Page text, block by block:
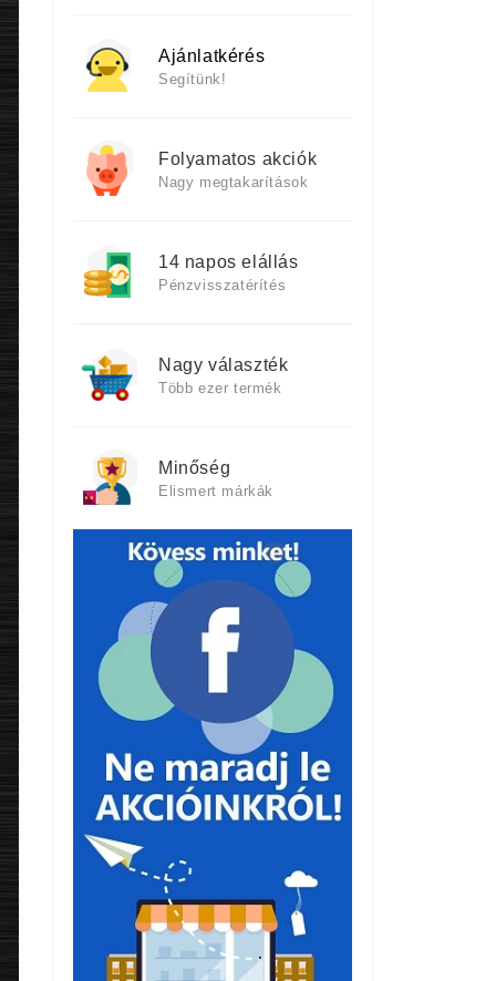
Ajánlatkérés
Segítünk!
Folyamatos akciók
Nagy megtakarítások
14 napos elállás
Pénzvisszatérítés
Nagy választék
Több ezer termék
Minőség
Elismert márkák